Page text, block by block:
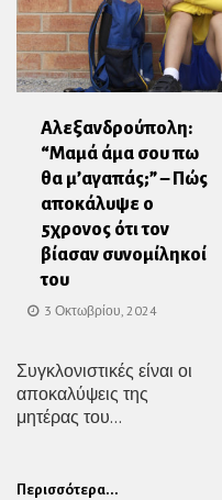
Αλεξανδρούπολη:
“Μαμά άμα σου πω
θα μ’αγαπάς;” – Πώς
αποκάλυψε ο
5χρονος ότι τον
βίασαν συνομίληκοί
του
3 Οκτωβρίου, 2024
Συγκλονιστικές είναι οι
αποκαλύψεις της
μητέρας του...
Περισσότερα...